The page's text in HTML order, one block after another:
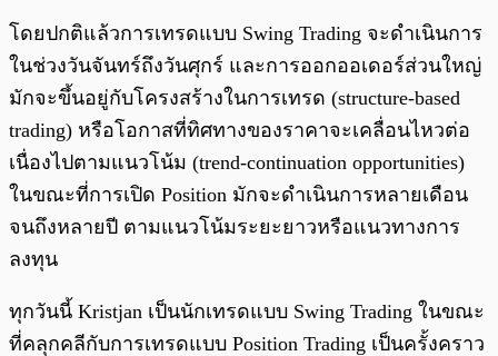
โดยปกติแล้วการเทรดแบบ Swing Trading จะดำเนินการ
ในช่วงวันจันทร์ถึงวันศุกร์ และการออกออเดอร์ส่วนใหญ่
มักจะขึ้นอยู่กับโครงสร้างในการเทรด (structure-based
trading) หรือโอกาสที่ทิศทางของราคาจะเคลื่อนไหวต่อ
เนื่องไปตามแนวโน้ม (trend-continuation opportunities)
ในขณะที่การเปิด Position มักจะดำเนินการหลายเดือน
จนถึงหลายปี ตามแนวโน้มระยะยาวหรือแนวทางการ
ลงทุน
ทุกวันนี้ Kristjan เป็นนักเทรดแบบ Swing Trading ในขณะ
ที่คลุกคลีกับการเทรดแบบ Position Trading เป็นครั้งคราว